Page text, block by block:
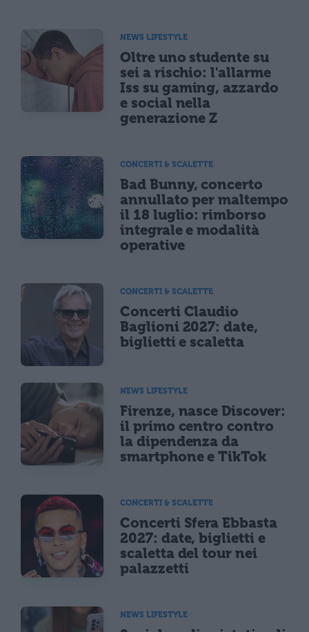
NEWS LIFESTYLE
Oltre uno studente su
sei a rischio: l'allarme
Iss su gaming, azzardo
e social nella
generazione Z
CONCERTI & SCALETTE
Bad Bunny, concerto
annullato per maltempo
il 18 luglio: rimborso
integrale e modalità
operative
CONCERTI & SCALETTE
Concerti Claudio
Baglioni 2027: date,
biglietti e scaletta
NEWS LIFESTYLE
Firenze, nasce Discover:
il primo centro contro
la dipendenza da
smartphone e TikTok
CONCERTI & SCALETTE
Concerti Sfera Ebbasta
2027: date, biglietti e
scaletta del tour nei
palazzetti
NEWS LIFESTYLE